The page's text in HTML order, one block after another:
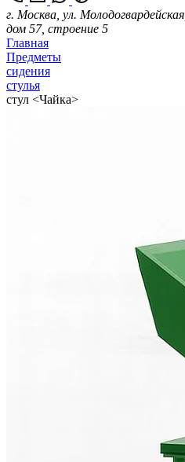
г. Москва, ул. Молодогвардейская,
дом 57, строение 5
Главная
Предметы
сидения
стулья
стул <Чайка>